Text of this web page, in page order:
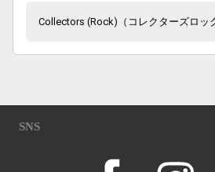
Collectors (Rock)（コレクターズロッ
SNS